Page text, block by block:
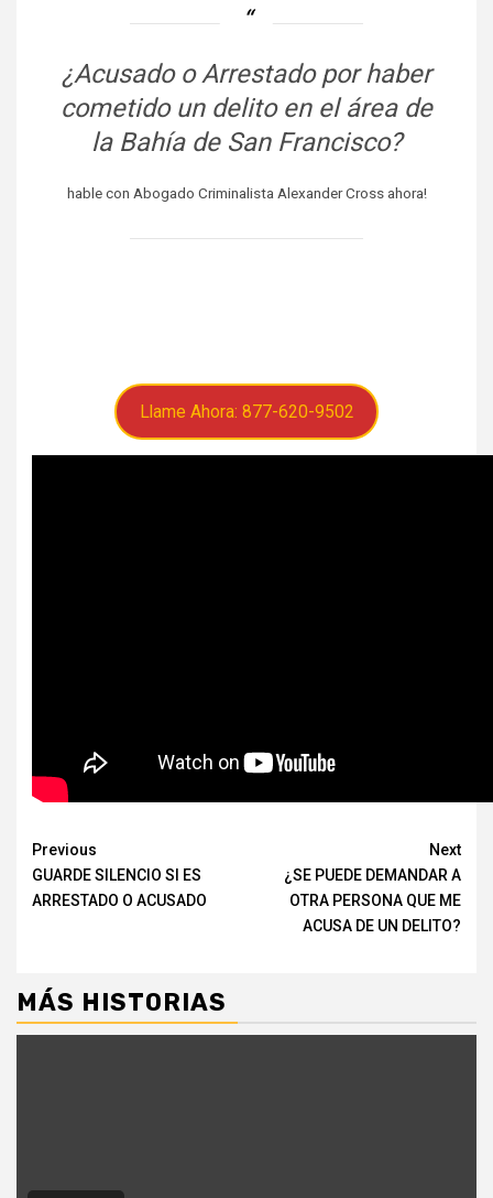
¿Acusado o Arrestado por haber
cometido un delito en el área de
la Bahía de San Francisco?
hable con Abogado Criminalista Alexander Cross ahora!
Llame Ahora: 877-620-9502
Continue
Reading
Previous
GUARDE SILENCIO SI ES
ARRESTADO O ACUSADO
Next
¿SE PUEDE DEMANDAR A
OTRA PERSONA QUE ME
ACUSA DE UN DELITO?
MÁS HISTORIAS